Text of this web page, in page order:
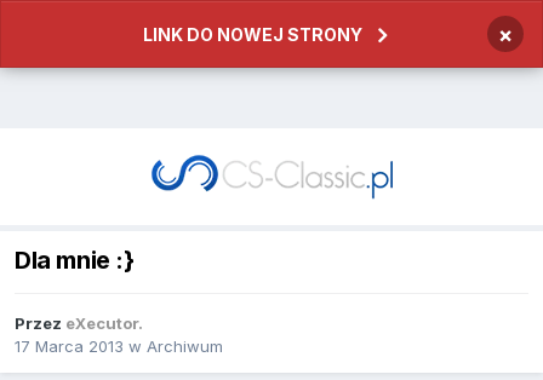
LINK DO NOWEJ STRONY ×
Dla mnie :}
Przez eXecutor.
17 Marca 2013 w Archiwum